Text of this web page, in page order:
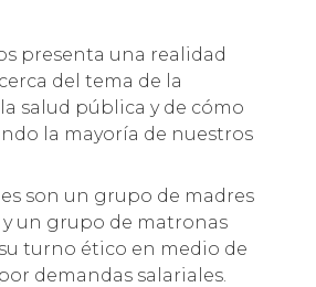
presenta una realidad
del tema de la
salud pública y de cómo
la mayoría de nuestros
son un grupo de madres
un grupo de matronas
turno ético en medio de
demandas salariales.